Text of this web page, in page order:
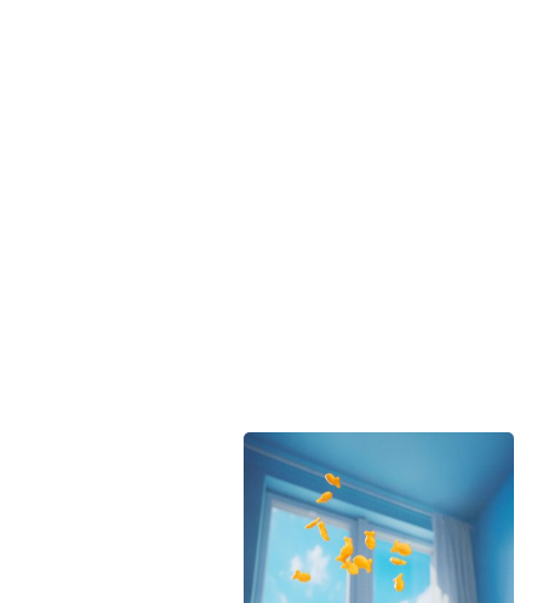
À propos de Duceppe
Nos engagements